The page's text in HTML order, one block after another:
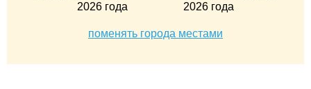
2026 года
2026 года
поменять города местами